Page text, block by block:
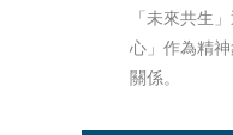
「未來共生
心」作為精